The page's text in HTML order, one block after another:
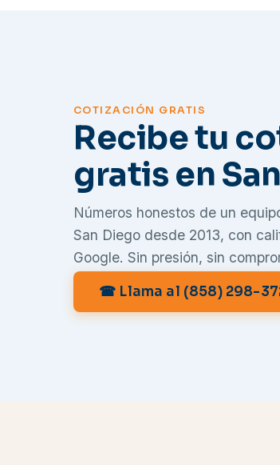
COTIZACIÓN GRATIS
Recibe tu
gratis en
Números honestos de un
San Diego desde 2013, con
Google. Sin presión, sin
☎ Llama al (858) 298-